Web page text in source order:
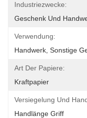
Industriezwecke:
Geschenk Und
Verwendung:
Handwerk, Sonstige
Art Der Papiere:
Kraftpapier
Versiegelung Und
Handlänge Griff